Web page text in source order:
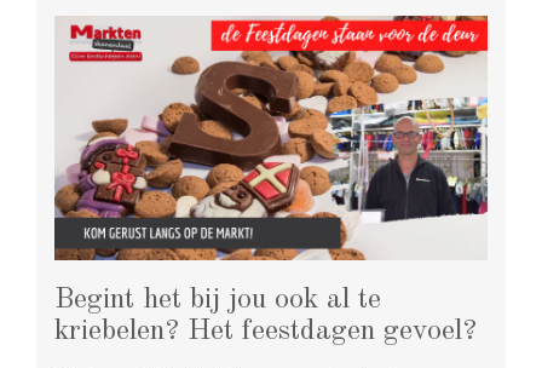
Begint het bij jou ook al te
kriebelen? Het feestdagen gevoel?